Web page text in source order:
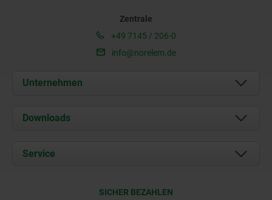
Zentrale
+49 7145 / 206-0
info@norelem.de
Unternehmen
Über uns
Karriere
Downloads
Service
SICHER BEZAHLEN